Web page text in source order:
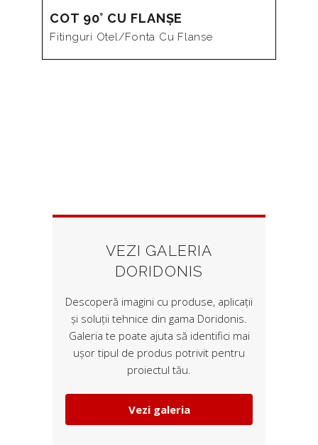
COT 90° CU FLANȘE
Fitinguri Otel/fonta Cu Flanse
VEZI GALERIA
DORIDONIS
Descoperă imagini cu produse, aplicații
și soluții tehnice din gama Doridonis.
Galeria te poate ajuta să identifici mai
ușor tipul de produs potrivit pentru
proiectul tău.
Vezi galeria